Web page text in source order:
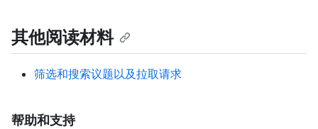
其他阅读材料
筛选和搜索议题以及拉取请求
帮助和支持